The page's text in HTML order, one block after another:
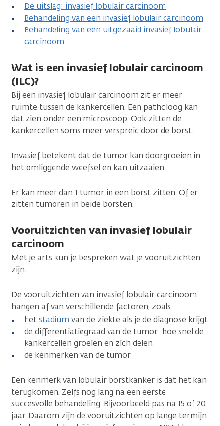
De uitslag: invasief lobulair carcinoom
Behandeling van een invasief lobulair carcinoom
Behandeling van een uitgezaaid invasief lobulair
carcinoom
Wat is een invasief lobulair carcinoom
(ILC)?
Bij een invasief lobulair carcinoom zit er meer
ruimte tussen de kankercellen. Een patholoog kan
dat zien onder een microscoop. Ook zitten de
kankercellen soms meer verspreid door de borst.
Invasief betekent dat de tumor kan doorgroeien in
het omliggende weefsel en kan uitzaaien.
Er kan meer dan 1 tumor in een borst zitten. Of er
zitten tumoren in beide borsten.
Vooruitzichten van invasief lobulair
carcinoom
Met je arts kun je bespreken wat je vooruitzichten
zijn.
De vooruitzichten van invasief lobulair carcinoom
hangen af van verschillende factoren, zoals:
hetstadium van de ziekte als je de diagnose krijgt
de differentiatiegraad van de tumor: hoe snel de
kankercellen groeien en zich delen
de kenmerken van de tumor
Een kenmerk van lobulair borstkanker is dat het kan
terugkomen. Zelfs nog lang na een eerste
succesvolle behandeling. Bijvoorbeeld pas na 15 of 20
jaar. Daarom zijn de vooruitzichten op lange termijn